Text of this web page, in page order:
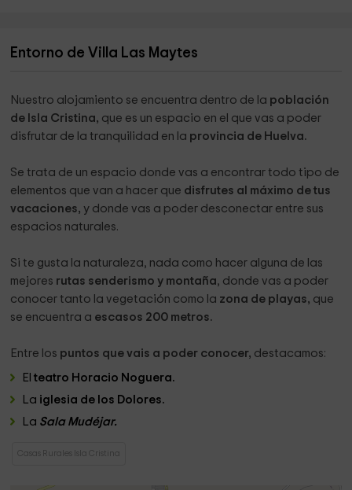
Entorno de Villa Las Maytes
Nuestro alojamiento se encuentra dentro de la población
de Isla Cristina, que es un espacio en el que vas a poder
disfrutar de la tranquilidad en la provincia de Huelva.
Se trata de un espacio donde vas a encontrar todo tipo de
elementos que van a hacer que disfrutes al máximo de tus
vacaciones, y donde vas a poder desconectar entre sus
espacios naturales.
Si te gusta la naturaleza, nada como hacer alguna de las
mejores rutas senderismo y montaña, donde vas a poder
conocer tanto la vegetación como la zona de playas, que
se encuentra a escasos 200 metros.
Entre los puntos que vais a poder conocer, destacamos:
Elteatro Horacio Noguera.
La iglesia de los Dolores.
La Sala Mudéjar.
Casas Rurales Isla Cristina